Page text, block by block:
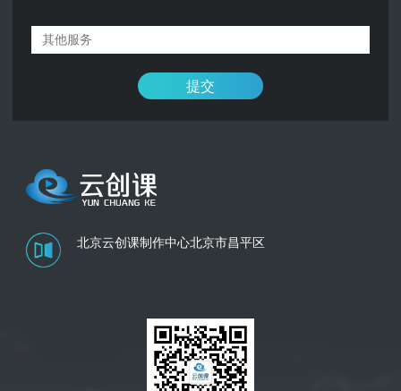
提交
北京云创课制作中心北京市昌平区